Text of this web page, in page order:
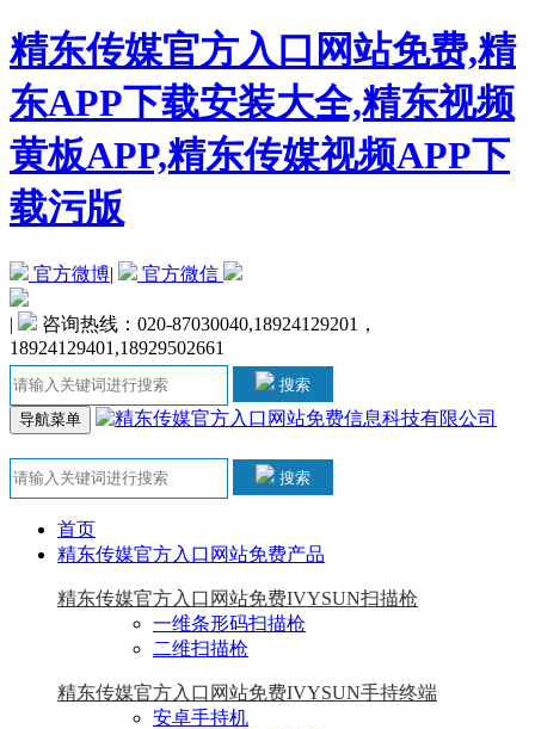
精东传媒官方入口网站免费,精
东APP下载安装大全,精东视频
黄板APP,精东传媒视频APP下
载污版
官方微博| 官方微信
|
咨询热线：020-87030040,18924129201，
18924129401,18929502661
搜索
导航菜单
搜索
首页
精东传媒官方入口网站免费产品
精东传媒官方入口网站免费IVYSUN扫描枪
一维条形码扫描枪
二维扫描枪
精东传媒官方入口网站免费IVYSUN手持终端
安卓手持机